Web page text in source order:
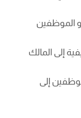
و الموظفين
إلى المالك
إلى